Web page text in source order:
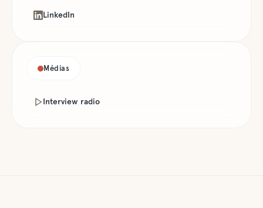
LinkedIn
Médias
Interview radio